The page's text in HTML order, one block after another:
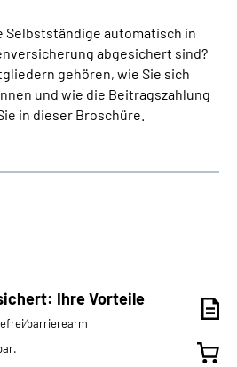
Selbstständige automatisch in
abgesichert sind?
gehören, wie Sie sich
und wie die Beitragszahlung
in dieser Broschüre.
Ihre Vorteile